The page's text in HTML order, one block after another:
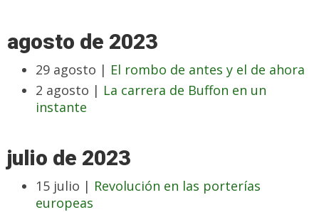
agosto de 2023
29 agosto | El rombo de antes y el de ahora
2 agosto | La carrera de Buffon en un
instante
julio de 2023
15 julio | Revolución en las porterías
europeas